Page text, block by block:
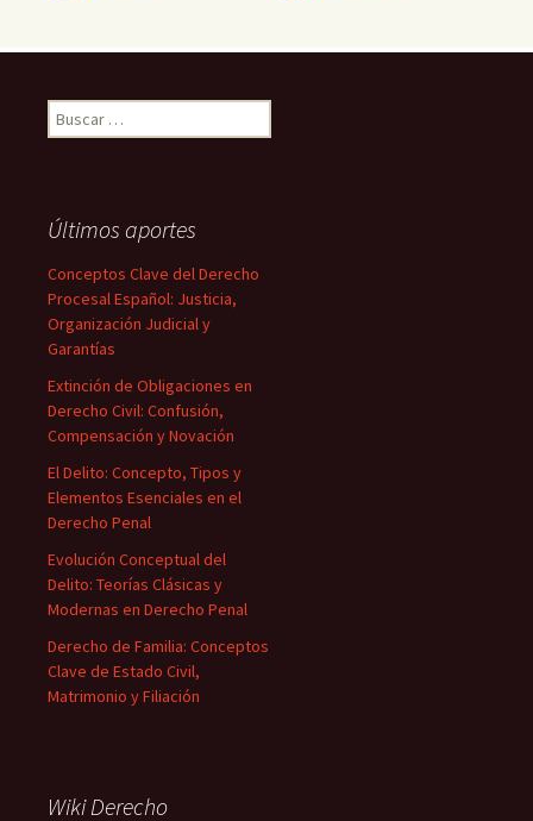
Buscar:
Últimos aportes
Conceptos Clave del Derecho
Procesal Español: Justicia,
Organización Judicial y
Garantías
Extinción de Obligaciones en
Derecho Civil: Confusión,
Compensación y Novación
El Delito: Concepto, Tipos y
Elementos Esenciales en el
Derecho Penal
Evolución Conceptual del
Delito: Teorías Clásicas y
Modernas en Derecho Penal
Derecho de Familia: Conceptos
Clave de Estado Civil,
Matrimonio y Filiación
Wiki Derecho